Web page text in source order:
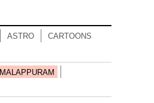
ASTRO CARTOONS
MALAPPURAM